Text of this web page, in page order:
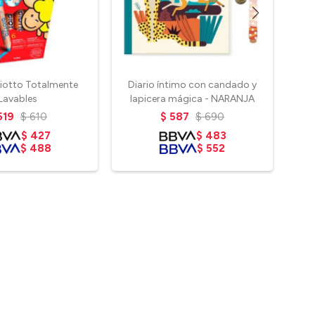
Totalmente
$ 610
$ 427
$ 488
Diario íntimo con candado y
lapicera mágica - NARANJA
$ 587 $ 690
$ 483
$ 552